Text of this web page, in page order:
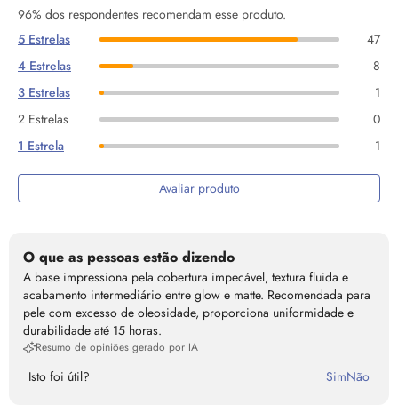
96% dos respondentes recomendam esse produto.
5 Estrelas
47
4 Estrelas
8
3 Estrelas
1
2 Estrelas
0
1 Estrela
1
Avaliar produto
O que as pessoas estão dizendo
A base impressiona pela cobertura impecável, textura fluida e
acabamento intermediário entre glow e matte. Recomendada para
pele com excesso de oleosidade, proporciona uniformidade e
durabilidade até 15 horas.
Resumo de opiniões gerado por IA
Isto foi útil? SimNão